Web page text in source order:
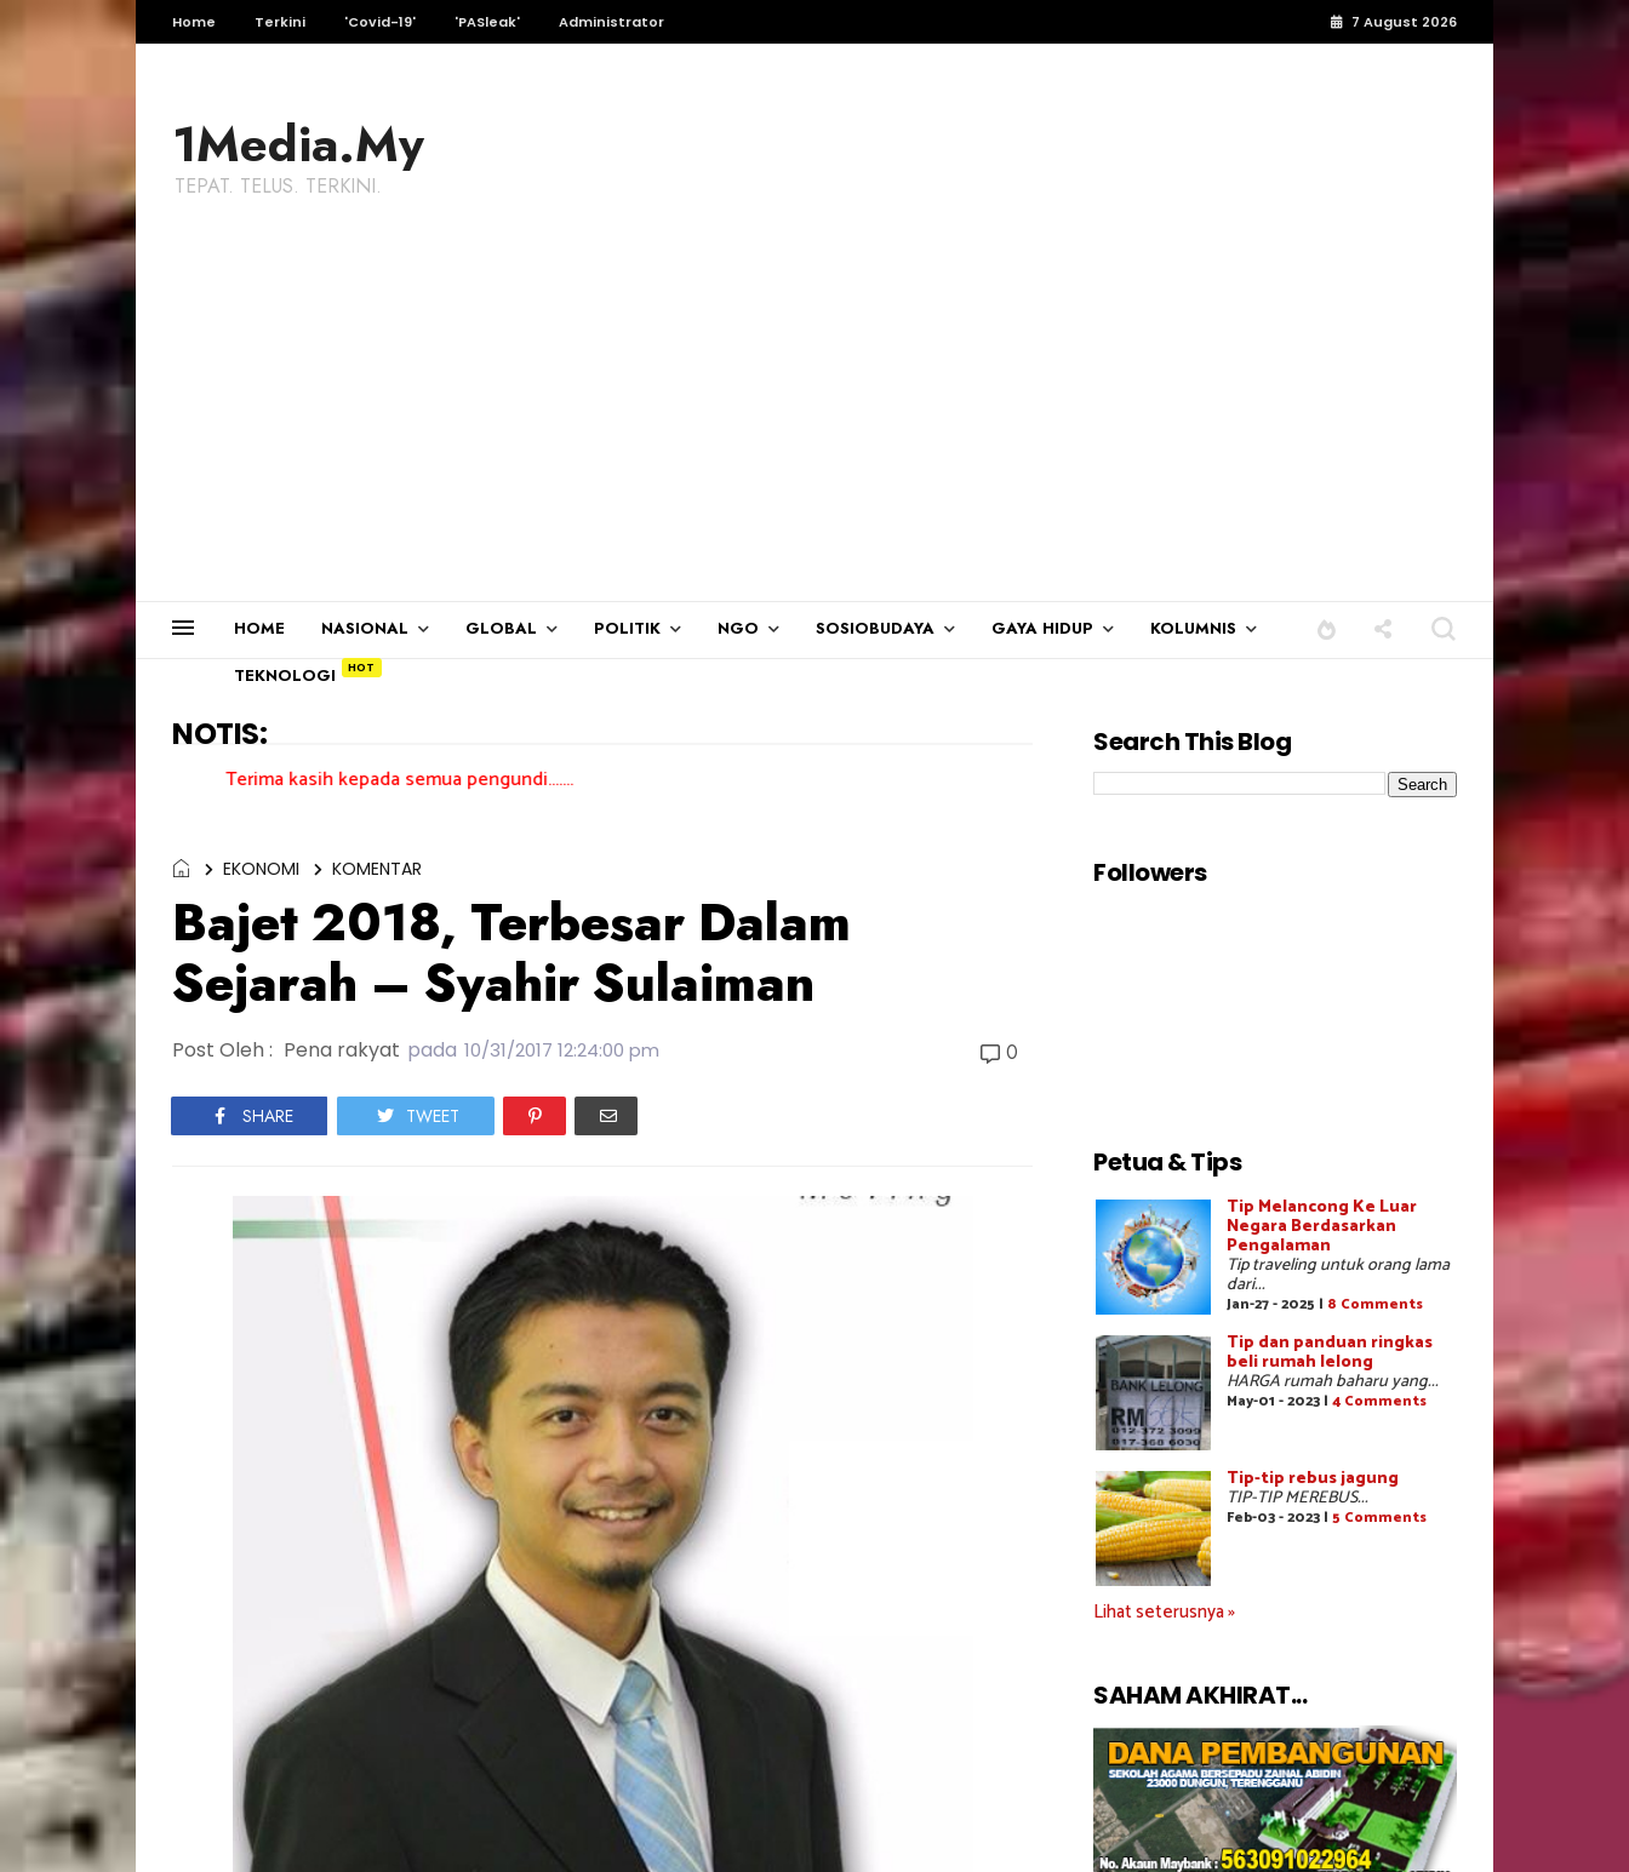
Home Terkini 'Covid-19' 'PASleak' Administrator 7 August 2026
1Media.My
TEPAT. TELUS. TERKINI.
HOME NASIONAL GLOBAL POLITIK NGO SOSIOBUDAYA GAYA HIDUP KOLUMNIS
TEKNOLOGI
NOTIS:
Terima kasih kepada semua pengundi.......
EKONOMI KOMENTAR
Bajet 2018, Terbesar Dalam
Sejarah – Syahir Sulaiman
Post Oleh : Pena rakyat pada 10/31/2017 12:24:00 pm 0
SHARE TWEET
Search This Blog
Followers
Petua & Tips
Tip Melancong Ke Luar
Negara Berdasarkan
Pengalaman
Tip traveling untuk orang lama
dari...
Jan-27 - 2025 | 8 Comments
Tip dan panduan ringkas
beli rumah lelong
HARGA rumah baharu yang...
May-01 - 2023 | 4 Comments
Tip-tip rebus jagung
TIP-TIP MEREBUS...
Feb-03 - 2023 | 5 Comments
Lihat seterusnya »
SAHAM AKHIRAT...